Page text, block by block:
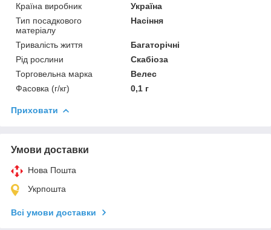
Країна виробник
Україна
Тип посадкового
матеріалу
Насіння
Тривалість життя
Багаторічні
Рід рослини
Скабіоза
Торговельна марка
Велес
Фасовка (г/кг)
0,1 г
Приховати
Умови доставки
Нова Пошта
Укрпошта
Всі умови доставки